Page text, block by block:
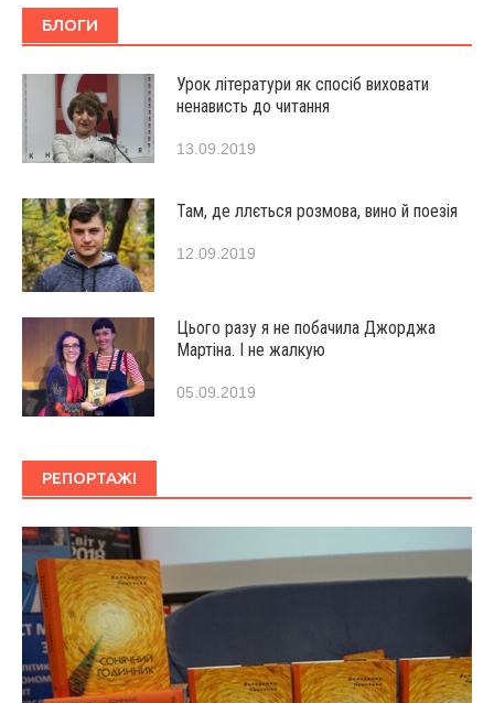
БЛОГИ
Урок літератури як спосіб виховати
ненависть до читання
13.09.2019
Там, де ллється розмова, вино й поезія
12.09.2019
Цього разу я не побачила Джорджа
Мартіна. І не жалкую
05.09.2019
РЕПОРТАЖІ